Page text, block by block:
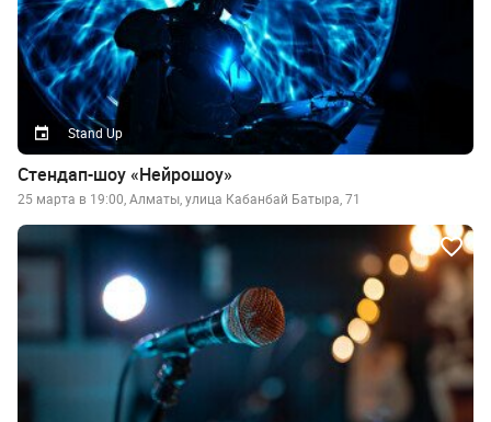
Stand Up
Стендап-шоу «Нейрошоу»
25 марта в 19:00, Алматы, улица Кабанбай Батыра, 71